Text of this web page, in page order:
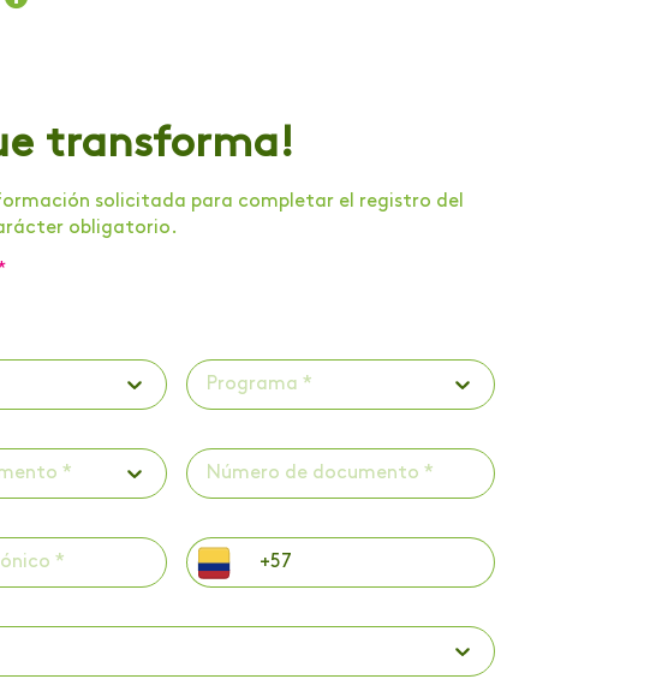
transforma!
solicitada para completar el registro del
obligatorio.
Programa *
*